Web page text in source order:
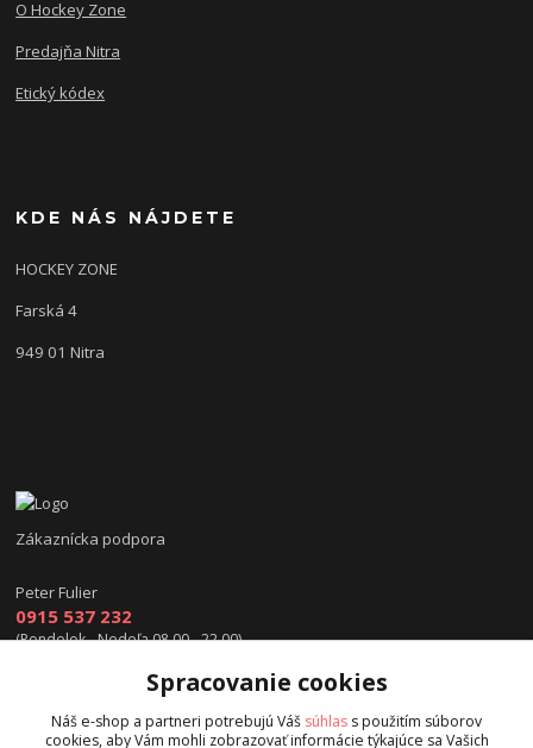
O Hockey Zone
Predajňa Nitra
Etický kódex
KDE NÁS NÁJDETE
HOCKEY ZONE
Farská 4
949 01 Nitra
Zákaznícka podpora
Peter Fulier
0915 537 232
(Pondelok - Nedeľa 08.00 - 22.00)
info@hokejexpert.sk
Spracovanie cookies
Náš e-shop a partneri potrebujú Váš súhlas s použitím súborov
cookies, aby Vám mohli zobrazovať informácie týkajúce sa Vašich